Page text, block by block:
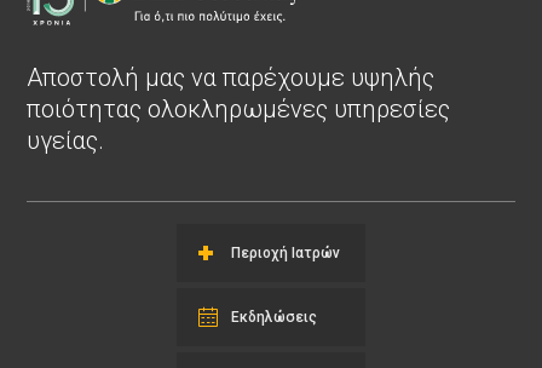
Αποστολή μας να παρέχουμε υψηλής
ποιότητας ολοκληρωμένες υπηρεσίες
υγείας.
Περιοχή Ιατρών
Εκδηλώσεις